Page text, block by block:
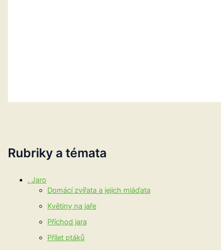
Rubriky a témata
. Jaro
Domácí zvířata a jejich mláďata
Květiny na jaře
Příchod jara
Přílet ptáků